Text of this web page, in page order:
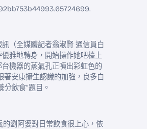
全媒體記者翁淑賢 通信員白
雅地轉身，開始操作她吧檯上
台機器的蒸氣孔正噴出彩虹色的
著安康攝生認識的加強，良多白
分飲食”題目。
劉阿婆對日常飲食很上心，依